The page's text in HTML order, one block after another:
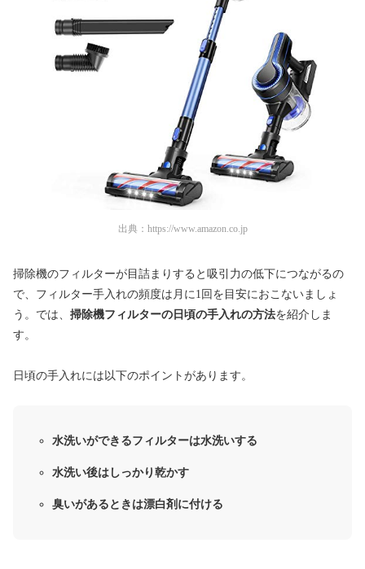
出典： https://www.amazon.co.jp
掃除機のフィルターが目詰まりすると吸引力の低下につながるの
で、フィルター手入れの頻度は月に1回を目安におこないましょ
う。では、 掃除機フィルターの日頃の手入れの方法を紹介しま
す。
日頃の手入れには以下のポイントがあります。
水洗いができるフィルターは水洗いする
水洗い後はしっかり乾かす
臭いがあるときは漂白剤に付ける